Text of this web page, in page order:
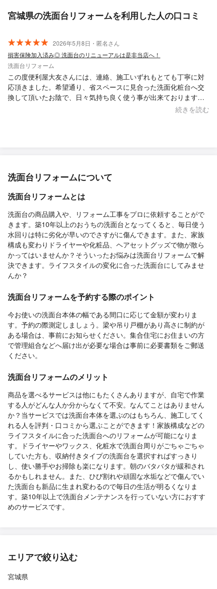
宮城県の洗面台リフォームを利用した人の口コミ
2026年5月8日・匿名さん
損害保険加入済み◎ 洗面台のリニューアルは是非当店へ！
洗面台リフォーム
この度便利屋大友さんには、連絡、施工いずれもとても丁寧に対
応頂きました。希望通り、省スペースに見合った洗面化粧台へ交
換して頂いたお陰で、日々気持ち良く使う事が出来ております。
今後も機会があればまた是非お願いしたいと思っております。あ
続きを読む
洗面台リフォームについて
洗面台リフォームとは
洗面台の商品購入や、リフォーム工事をプロに依頼することがで
きます。築10年以上のおうちの洗面台となってくると、毎日使う
水回りは特に劣化が早いのでさすがに傷んできます。また、家族
構成も変わりドライヤーや化粧品、ヘアセットグッズで物が散ら
かってはいませんか？そういったお悩みは洗面台リフォームで解
決できます。ライフスタイルの変化に合った洗面台にしてみませ
んか？
洗面台リフォームを予約する際のポイント
今お使いの洗面台本体の幅である間口に応じて金額が変わりま
す。予約の際測定しましょう。梁や吊り戸棚があり高さに制約が
ある場合は、事前にお知らせください。集合住宅にお住まいの方
で管理組合などへ届け出が必要な場合は事前に必要書類をご郵送
ください。
洗面台リフォームのメリット
商品を選べるサービスは他にもたくさんありますが、自宅で作業
する人がどんな人か分からなくて不安。なんてことはありません
か？当サービスでは洗面台本体を選ぶのはもちろん、施工してく
れる人を評判・口コミから選ぶことができます！家族構成などの
ライフスタイルに合った洗面台へのリフォームが可能になりま
す。ドライヤーやワックス、化粧水で洗面台周りがごちゃごちゃ
していた方も、収納付きタイプの洗面台を選択すればすっきり
し、使い勝手やお掃除も楽になります。朝のバタバタが緩和され
るかもしれません。また、ひび割れや頑固な水垢などで傷んでい
た洗面台も新品に生まれ変わるので毎日の生活が明るくなりま
す。築10年以上で洗面台メンテナンスを行っていない方におすす
めのサービスです。
エリアで絞り込む
宮城県